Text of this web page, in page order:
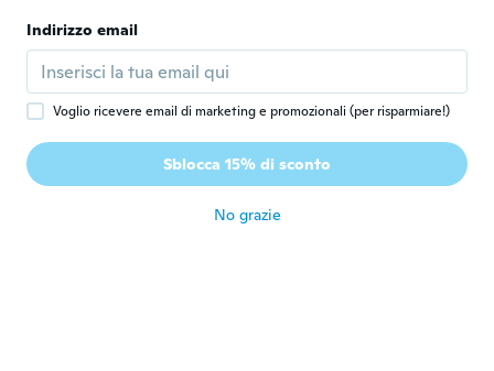
N NaShira
Iscrizione dal 2015
took a long time...what can you say covid
teenager...he does wear them...he's happy
he got them...
Indirizzo email
Voglio ricevere email di marketing e promozionali (per risparmiare!)
Sblocca 15% di sconto
No grazie